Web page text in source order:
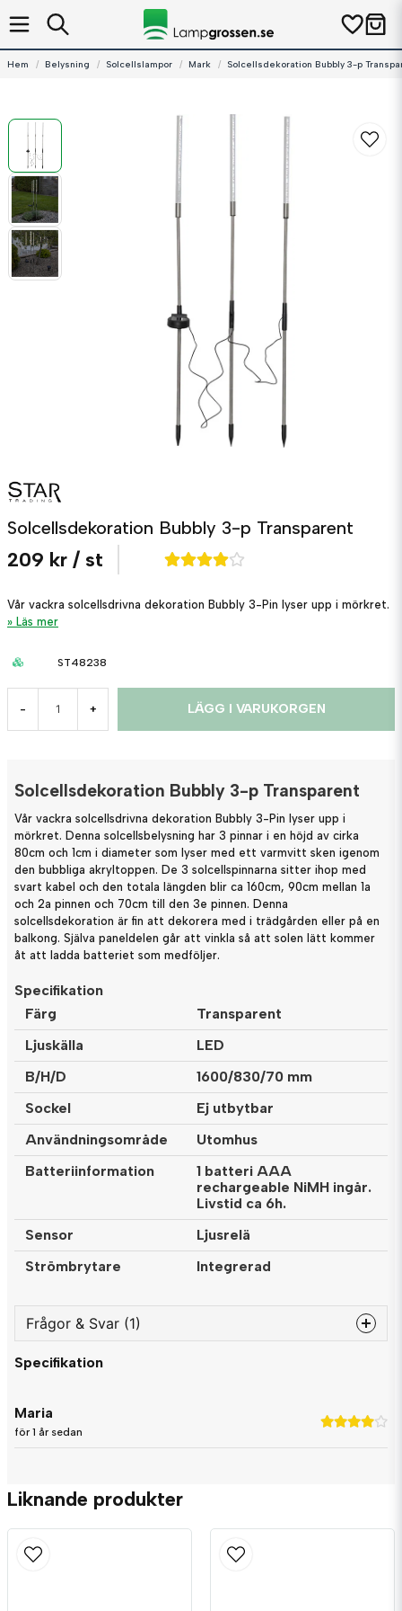
Hem Belysning Solcellslampor Mark Solcellsdekoration Bubbly 3-p
Solcellsdekoration Bubbly 3-p Transparent
209 kr / st
Vår vackra solcellsdrivna dekoration Bubbly 3-Pin lyser upp i mörkret.
Läs mer
ST48238
- + LÄGG I VARUKORGEN
Solcellsdekoration Bubbly 3-p Transparent
Vår vackra solcellsdrivna dekoration Bubbly 3-Pin lyser upp i
mörkret. Denna solcellsbelysning har 3 pinnar i en höjd av cirka
80cm och 1cm i diameter som lyser med ett varmvitt sken igenom
den bubbliga akryltoppen. De 3 solcellspinnarna sitter ihop med
svart kabel och den totala längden blir ca 160cm, 90cm mellan 1a
och 2a pinnen och 70cm till den 3e pinnen. Denna
solcellsdekoration är fin att dekorera med i trädgården eller på en
balkong. Själva paneldelen går att vinkla så att solen lätt kommer
åt att ladda batteriet som medföljer.
Specifikation
Färg
Transparent
Ljuskälla
LED
B/H/D
1600/830/70 mm
Sockel
Ej utbytbar
Användningsområde
Utomhus
Batteriinformation
1 batteri AAA
rechargeable NiMH ingår.
Livstid ca 6h.
Sensor
Ljusrelä
Strömbrytare
Integrerad
Frågor & Svar (1)
question
Specifikation
Maria
för 1 år sedan
Liknande produkter